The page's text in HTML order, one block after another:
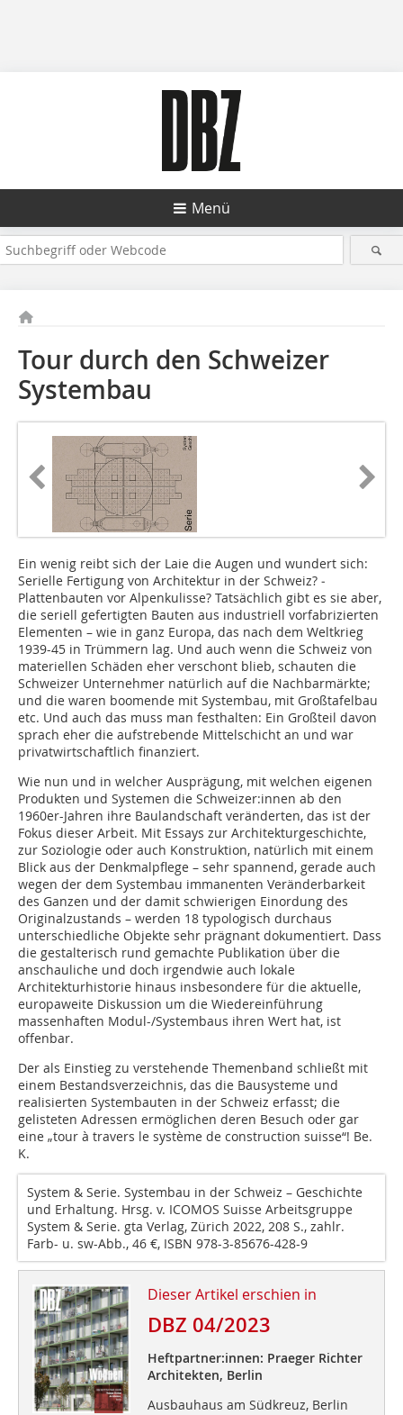
Menü
Tour durch den Schweizer
Systembau
Ein wenig reibt sich der Laie die Augen und wundert sich:
Serielle Fertigung von Architektur in der Schweiz? ­
Plattenbauten vor Alpenkulisse? Tatsächlich gibt es sie aber,
die seriell gefer­tigten Bauten aus industriell vorfabrizierten
Elementen – wie in ganz Europa, das nach dem Weltkrieg
1939-45 in Trümmern lag. Und auch wenn die Schweiz von
materiellen Schäden eher verschont blieb, schauten die
Schweizer Unternehmer natürlich auf die Nachbarmärkte;
und die waren boomende mit Systembau, mit Großtafelbau
etc. Und auch das muss man festhalten: Ein Großteil davon
sprach eher die aufstrebende Mittelschicht an und war
privatwirtschaftlich finanziert.
Wie nun und in welcher Ausprägung, mit welchen eigenen
Produkten und Systemen die Schweizer:innen ab den
1960er-Jahren ihre Baulandschaft veränderten, das ist der
Fokus dieser Arbeit. Mit Essays zur Architekturgeschichte,
zur Soziologie oder auch Konstruktion, natürlich mit einem
Blick aus der Denkmalpflege – sehr spannend, gerade auch
wegen der dem Systembau immanenten Veränderbarkeit
des Ganzen und der damit schwierigen Einordung des
Originalzustands – werden 18 typologisch durchaus
unterschiedliche Objekte sehr prägnant dokumentiert. Dass
die gestalterisch rund gemachte Publikation über die
anschauliche und doch irgendwie auch lokale
Architekturhistorie hinaus insbesondere für die aktuelle,
europaweite Diskussion um die Wiedereinführung
massenhaften Modul-/Systembaus ihren Wert hat, ist
offenbar.
Der als Einstieg zu verstehende Themenband schließt mit
einem Bestandsverzeichnis, das die Bausysteme und
realisierten Systembauten in der Schweiz erfasst; die
gelisteten Adressen ermöglichen deren Besuch oder gar
eine „tour à travers le système de construction suisse“! Be.
K.
System & Serie. Systembau in der Schweiz – Geschichte
und Erhaltung. Hrsg. v. ICOMOS Suisse Arbeitsgruppe
System & Serie. gta Verlag, Zürich 2022, 208 S., zahlr.
Farb- u. sw-Abb., 46 €, ISBN 978-3-85676-428-9
Dieser Artikel erschien in
DBZ 04/2023
Heftpartner:innen: Praeger Richter
Architekten, Berlin
Ausbauhaus am Südkreuz, Berlin